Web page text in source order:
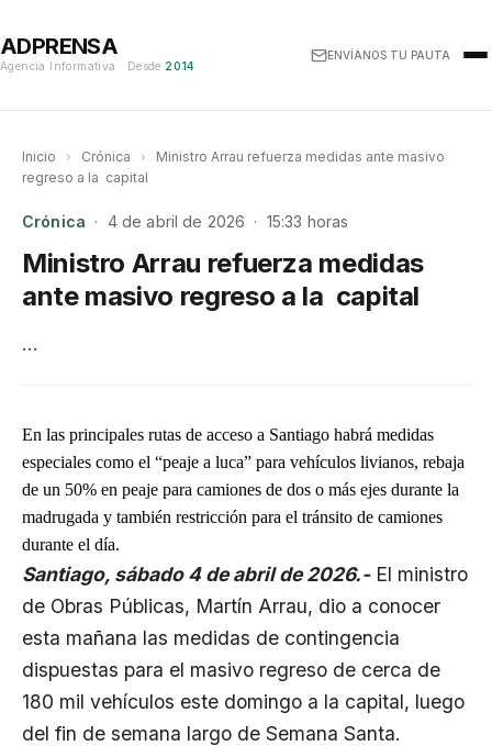
ADPRENSA
Agencia Informativa · Desde 2014
ENVÍANOS TU PAUTA
Inicio › Crónica ›
Ministro Arrau refuerza medidas ante masivo
regreso a la capital
Crónica · 4 de abril de 2026 · 15:33 horas
Ministro Arrau refuerza medidas
ante masivo regreso a la capital
…
En las principales rutas de acceso a Santiago habrá medidas
especiales como el “peaje a luca” para vehículos livianos, rebaja
de un 50% en peaje para camiones de dos o más ejes durante la
madrugada y también restricción para el tránsito de camiones
durante el día.
Santiago, sábado 4 de abril de 2026.-El ministro
de Obras Públicas, Martín Arrau, dio a conocer
esta mañana las medidas de contingencia
dispuestas para el masivo regreso de cerca de
180 mil vehículos este domingo a la capital, luego
del fin de semana largo de Semana Santa.